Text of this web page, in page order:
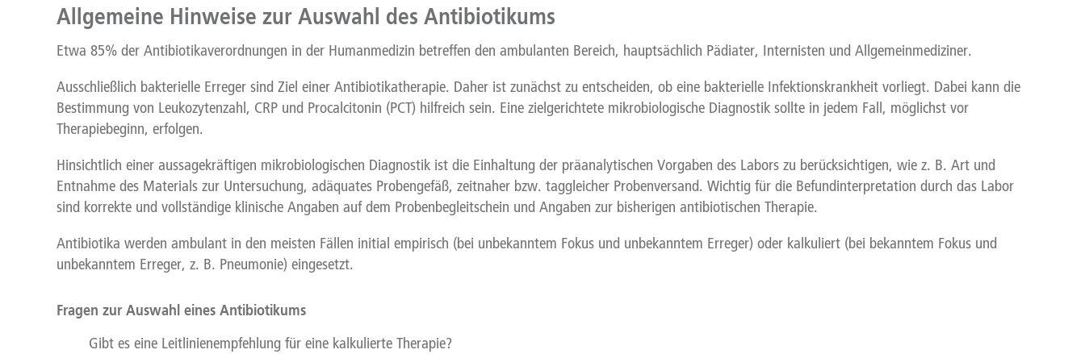
Allgemeine Hinweise zur Auswahl des Antibiotikums
Etwa 85% der Antibiotikaverordnungen in der Humanmedizin betreffen den ambulanten Bereich, hauptsächlich Pädiater, Internisten und Allgemeinmediziner.
Ausschließlich bakterielle Erreger sind Ziel einer Antibiotikatherapie. Daher ist zunächst zu entscheiden, ob eine bakterielle Infektionskrankheit vorliegt. Dabei kann die
Bestimmung von Leukozytenzahl, CRP und Procalcitonin (PCT) hilfreich sein. Eine zielgerichtete mikrobiologische Diagnostik sollte in jedem Fall, möglichst vor
Therapiebeginn, erfolgen.
Hinsichtlich einer aussagekräftigen mikrobiologischen Diagnostik ist die Einhaltung der präanalytischen Vorgaben des Labors zu berücksichtigen, wie z. B. Art und
Entnahme des Materials zur Untersuchung, adäquates Probengefäß, zeitnaher bzw. taggleicher Probenversand. Wichtig für die Befundinterpretation durch das Labor
sind korrekte und vollständige klinische Angaben auf dem Probenbegleitschein und Angaben zur bisherigen antibiotischen Therapie.
Antibiotika werden ambulant in den meisten Fällen initial empirisch (bei unbekanntem Fokus und unbekanntem Erreger) oder kalkuliert (bei bekanntem Fokus und
unbekanntem Erreger, z. B. Pneumonie) eingesetzt.
Fragen zur Auswahl eines Antibiotikums
Gibt es eine Leitlinienempfehlung für eine kalkulierte Therapie?